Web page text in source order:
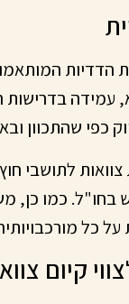
הדדיות
עמידה
כפי שהתכוון
לתושבי
בחו"ל. כמו
כל